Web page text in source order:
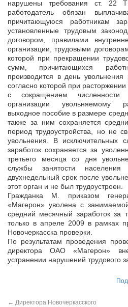
нарушены требования ст. 22
работодатель обязан
причитающуюся работникам
установленные трудовым
договором, правилами
организации, трудовыми
которой при прекращении
сумм, причитающихся
производится в день
согласно которой при расторжении
с сокращением
организации увольняемому
выходное пособие в размере
также за ним сохраняется
период трудоустройства, но не
увольнения. В исключительных
заработок сохраняется за
третьего месяца со дня
службы занятости
двухнедельный срок после
этот орган и не был трудоустроен.
Гражданка М. приказом
«Магерон» уволена с
средний месячный заработок за
только в апреле 2009 в рамках
Новочеркасска проверки.
По результатам проведения
директора ОАО «Магерон»
устранении нарушений трудового
← Директора Новочеркасского